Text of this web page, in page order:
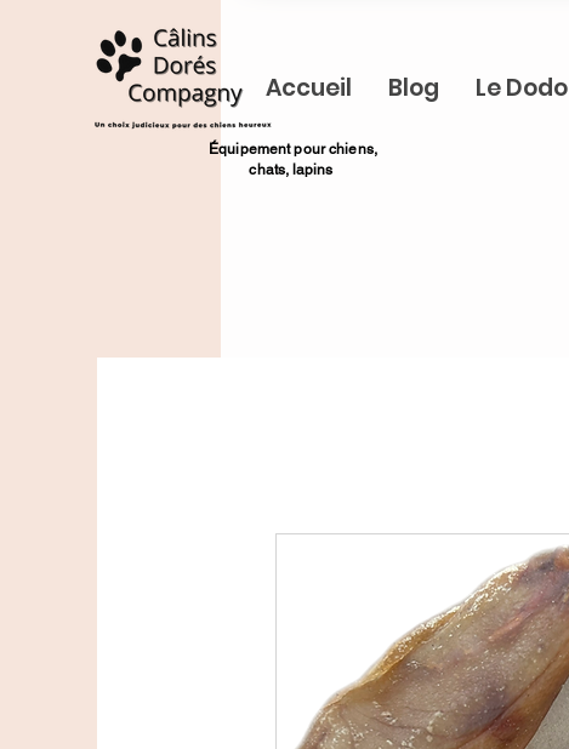
Accueil Blog Le Dodo
​Équipement pour chiens,
chats, lapins